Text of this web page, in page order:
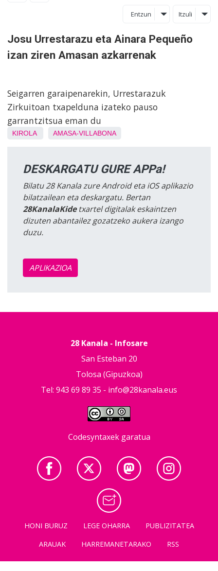
Entzun Itzuli
Josu Urrestarazu eta Ainara Pequeño
izan ziren Amasan azkarrenak
Seigarren garaipenarekin, Urrestarazuk
Zirkuitoan txapelduna izateko pauso
garrantzitsua eman du
KIROLA AMASA-VILLABONA
DESKARGATU GURE APPa!
Bilatu 28 Kanala zure Android eta iOS aplikazio
bilatzailean eta deskargatu. Bertan
28KanalaKidetxartel digitalak eskaintzen
dizuten abantailez gozatzeko aukera izango
duzu.
APLIKAZIOA
28 Kanala - Infosare
San Esteban 20
Tolosa (Gipuzkoa)
Tel: 943 69 89 35 - info@28kanala.eus
Codesyntaxek garatua
HONI BURUZ LEGE OHARRA
PUBLIZITATEA
ARAUAK
HARREMANETARAKO RSS